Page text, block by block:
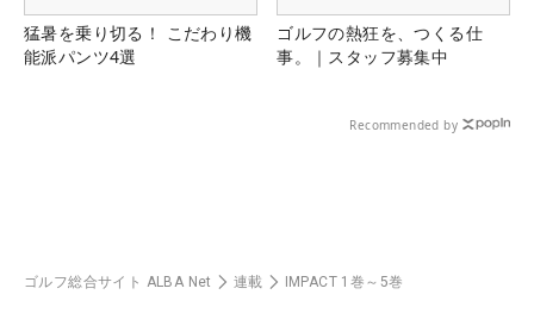
猛暑を乗り切る！ こだわり機
能派パンツ4選
ゴルフの熱狂を、つくる仕
事。｜スタッフ募集中
Recommended by
ゴルフ総合サイト ALBA Net 連載 IMPACT 1巻～5巻